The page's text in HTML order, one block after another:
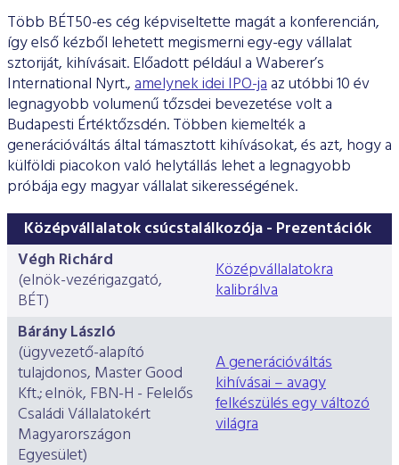
Több BÉT50-es cég képviseltette magát a konferencián,
így első kézből lehetett megismerni egy-egy vállalat
sztoriját, kihívásait. Előadott például a Waberer’s
International Nyrt.,amelynek idei IPO-jaaz utóbbi 10 év
legnagyobb volumenű tőzsdei bevezetése volt a
Budapesti Értéktőzsdén. Többen kiemelték a
generációváltás által támasztott kihívásokat, és azt, hogy a
külföldi piacokon való helytállás lehet a legnagyobb
próbája egy magyar vállalat sikerességének.
Középvállalatok csúcstalálkozója - Prezentációk
Végh Richárd
(elnök-vezérigazgató,
BÉT)
Középvállalatokra
kalibrálva
Bárány László
(ügyvezető-alapító
tulajdonos, Master Good
Kft.; elnök, FBN-H - Felelős
Családi Vállalatokért
Magyarországon
Egyesület)
A generációváltás
kihívásai – avagy
felkészülés egy változó
világra